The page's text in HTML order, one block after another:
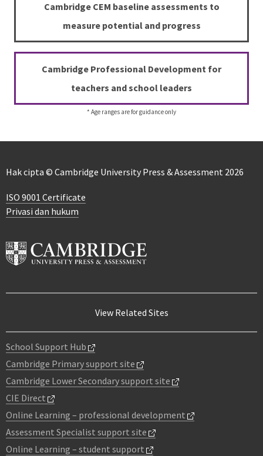
Cambridge CEM baseline assessments to
measure potential and progress
Cambridge Professional Development for
teachers and school leaders
* Age ranges are for guidance only
Hak cipta © Cambridge University Press & Assessment 2026
ISO 9001 Certificate
Privasi dan hukum
View Related Sites
School Support Hub
Cambridge Primary support site
Cambridge Lower Secondary support site
CIE Direct
Online Learning – professional development
Assessment Specialist support site
Online Learning – student support